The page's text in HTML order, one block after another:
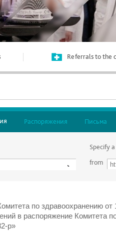
Referrals to the
Распоряжения Письма
Specify
from
по здравоохранению
в распоряжение Комитета
р»